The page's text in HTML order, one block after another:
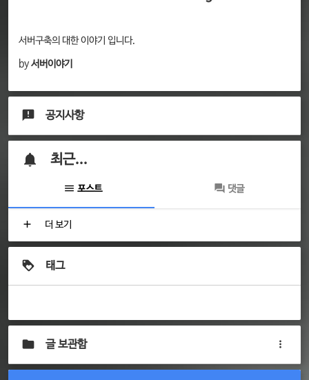
서버구축의 대한 이야기 입니다.
by서버이야기
공지사항
최근...
포스트 댓글
더 보기
태그
글 보관함